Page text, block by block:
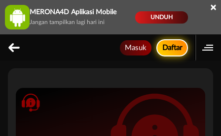
MERONA4D Aplikasi Mobile
Jangan tampilkan lagi hari ini
UNDUH
×
Masuk Daftar